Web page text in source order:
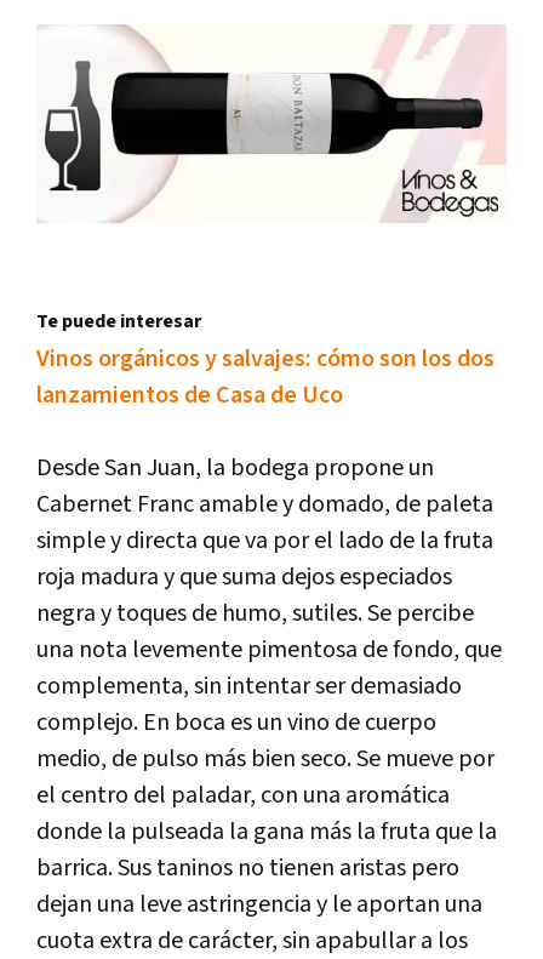
Te puede interesar
Vinos orgánicos y salvajes: cómo son los dos
lanzamientos de Casa de Uco
Desde San Juan, la bodega propone un
Cabernet Franc amable y domado, de paleta
simple y directa que va por el lado de la fruta
roja madura y que suma dejos especiados
negra y toques de humo, sutiles. Se percibe
una nota levemente pimentosa de fondo, que
complementa, sin intentar ser demasiado
complejo. En boca es un vino de cuerpo
medio, de pulso más bien seco. Se mueve por
el centro del paladar, con una aromática
donde la pulseada la gana más la fruta que la
barrica. Sus taninos no tienen aristas pero
dejan una leve astringencia y le aportan una
cuota extra de carácter, sin apabullar a los